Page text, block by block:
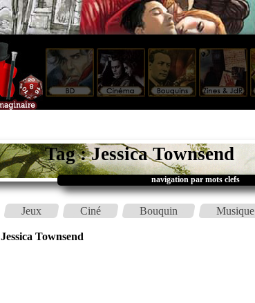
Tag : Jessica Townsend
navigation par mots clefs
Jeux Ciné Bouquin Musique
Jessica Townsend